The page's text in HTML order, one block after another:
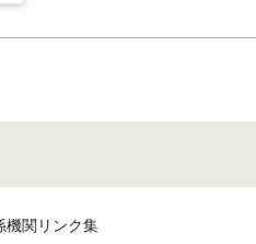
機関リンク集